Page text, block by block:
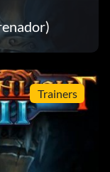
Trainers